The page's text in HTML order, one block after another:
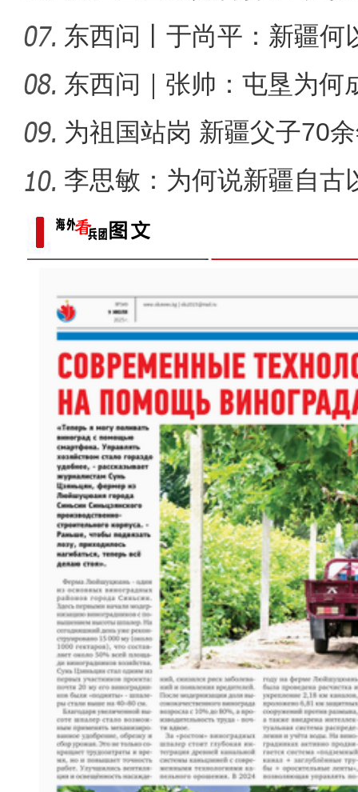
东西问丨于尚平：新疆何
局？
东西问｜张帅：屯垦为何
千年良
为祖国站岗 新疆父子70
李思敏：为何说新疆自古
可分割